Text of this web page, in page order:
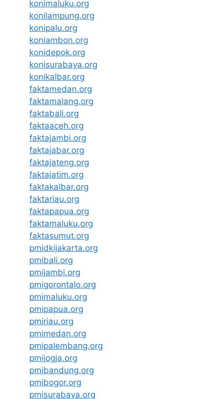
konimaluku.org
konilampung.org
konipalu.org
koniambon.org
konidepok.org
konisurabaya.org
konikalbar.org
faktamedan.org
faktamalang.org
faktabali.org
faktaaceh.org
faktajambi.org
faktajabar.org
faktajateng.org
faktajatim.org
faktakalbar.org
faktariau.org
faktapapua.org
faktamaluku.org
faktasumut.org
pmidkijakarta.org
pmibali.org
pmijambi.org
pmigorontalo.org
pmimaluku.org
pmipapua.org
pmiriau.org
pmimedan.org
pmipalembang.org
pmijogja.org
pmibandung.org
pmibogor.org
pmisurabaya.org